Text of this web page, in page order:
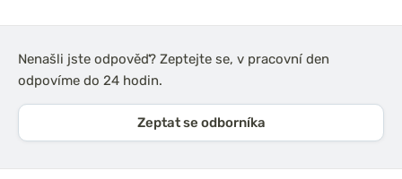
Nenašli jste odpověď? Zeptejte se, v pracovní den
odpovíme do 24 hodin.
Zeptat se odborníka